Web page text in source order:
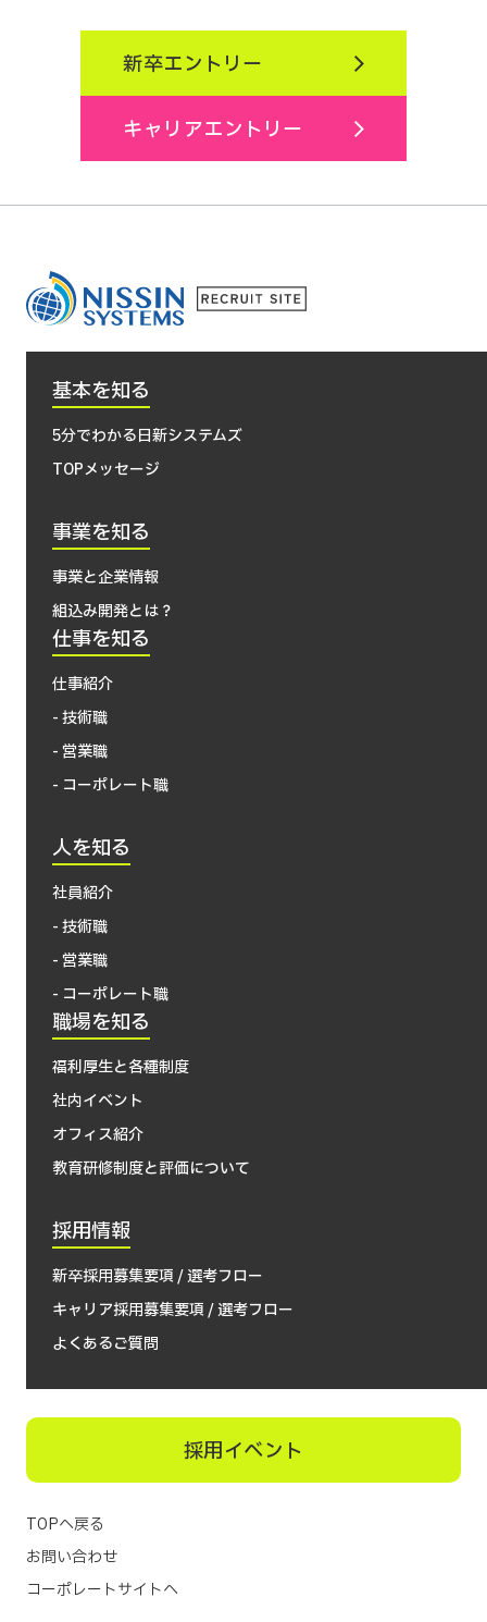
整備
新卒エントリー
キャリアエントリー
採用イベント
基本を知る
5分でわかる日新システムズ
TOPメッセージ
事業を知る
事業と企業情報
組込み開発とは？
仕事を知る
仕事紹介
- 技術職
- 営業職
- コーポレート職
人を知る
社員紹介
- 技術職
- 営業職
- コーポレート職
職場を知る
福利厚生と各種制度
社内イベント
オフィス紹介
教育研修制度と評価について
採用情報
新卒採用募集要項 / 選考フロー
キャリア採用募集要項 / 選考フロー
よくあるご質問
TOPへ戻る
お問い合わせ
コーポレートサイトへ